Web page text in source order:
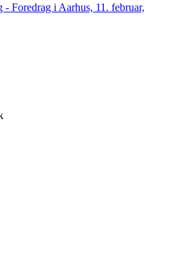
Foredrag i Aarhus, 11. februar,